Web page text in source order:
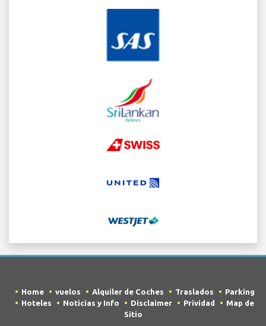
Home vuelos Alquiler de Coches Traslados
Parking
Hoteles
Noticias y Info Disclaimer Prividad
Map de
Sitio